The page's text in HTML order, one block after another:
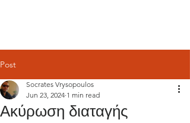
Post
Ακύρωση διαταγής
Socrates Vrysopoulos
Jun 23, 2024 1 min read